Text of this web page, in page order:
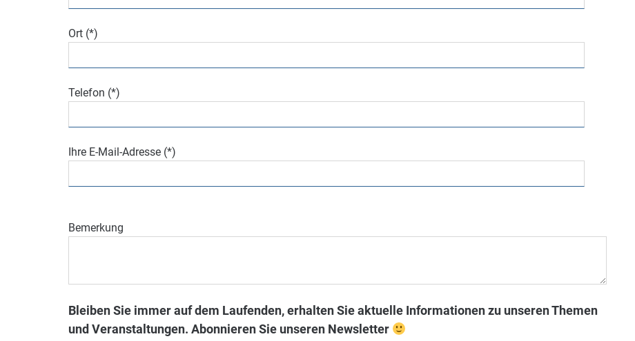
Ort (*)
Telefon (*)
Ihre E-Mail-Adresse (*)
Bemerkung
Bleiben Sie immer auf dem Laufenden, erhalten Sie aktuelle Informationen zu unseren Themen
und Veranstaltungen. Abonnieren Sie unseren Newsletter